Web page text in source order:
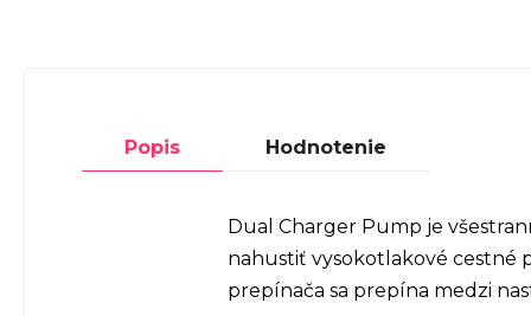
Popis Hodnotenie
Dual Charger Pump je
nahustiť vysokotlakové cestné
prepínača sa prepína medzi